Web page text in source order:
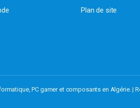
Plan de site
PC gamer et composants en Algérie. |